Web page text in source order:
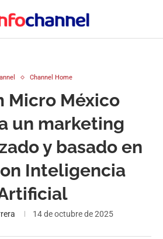
Channel Home
Micro México
un marketing
y basado en
Inteligencia
14 de octubre de 2025